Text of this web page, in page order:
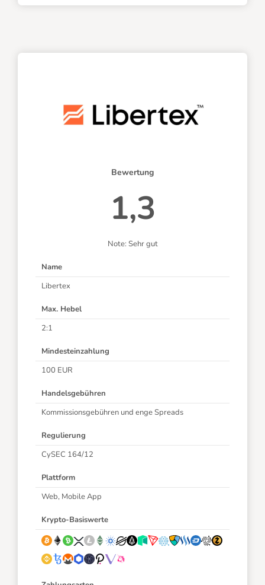
Bewertung
1,3
Note: Sehr gut
Name
Libertex
Max. Hebel
2:1
Mindesteinzahlung
100 EUR
Handelsgebühren
Kommissionsgebühren und enge Spreads
Regulierung
CySEC 164/12
Plattform
Web, Mobile App
Krypto-Basiswerte